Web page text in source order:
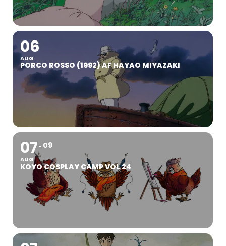
06
AUG
PORCO ROSSO (1992) AF HAYAO MIYAZAKI
07
AUG
09
KOYO COSPLAY CAMP VOL 24